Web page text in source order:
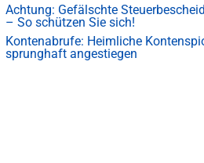
Achtung: Gefälschte
– So schützen Sie sich!
Kontenabrufe: Heimliche
sprunghaft angestiegen